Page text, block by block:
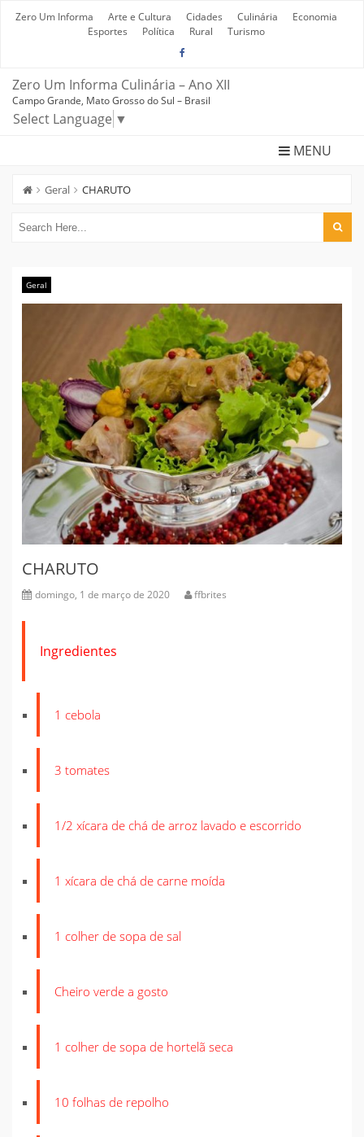
Zero Um Informa Arte e Cultura Cidades Culinária
Economia
Esportes
Política Rural Turismo
Zero Um Informa Culinária – Ano XII
Campo Grande, Mato Grosso do Sul – Brasil
Select Language ▼
MENU
Geral CHARUTO
Geral
CHARUTO
domingo, 1 de março de 2020 ffbrites
Ingredientes
1 cebola
3 tomates
1/2 xícara de chá de arroz lavado e escorrido
1 xícara de chá de carne moída
1 colher de sopa de sal
Cheiro verde a gosto
1 colher de sopa de hortelã seca
10 folhas de repolho